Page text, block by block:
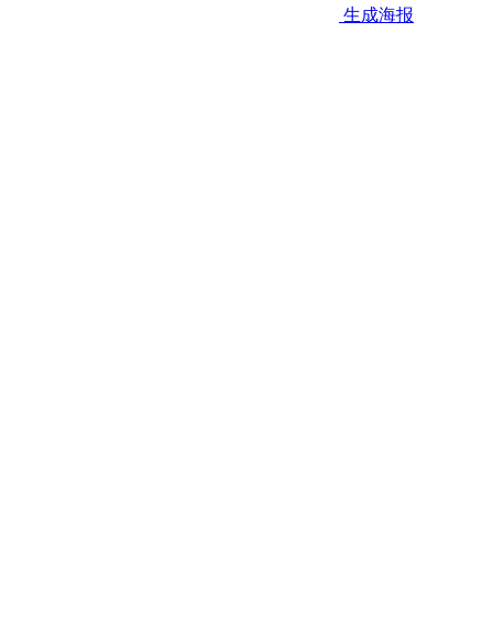
生成海报